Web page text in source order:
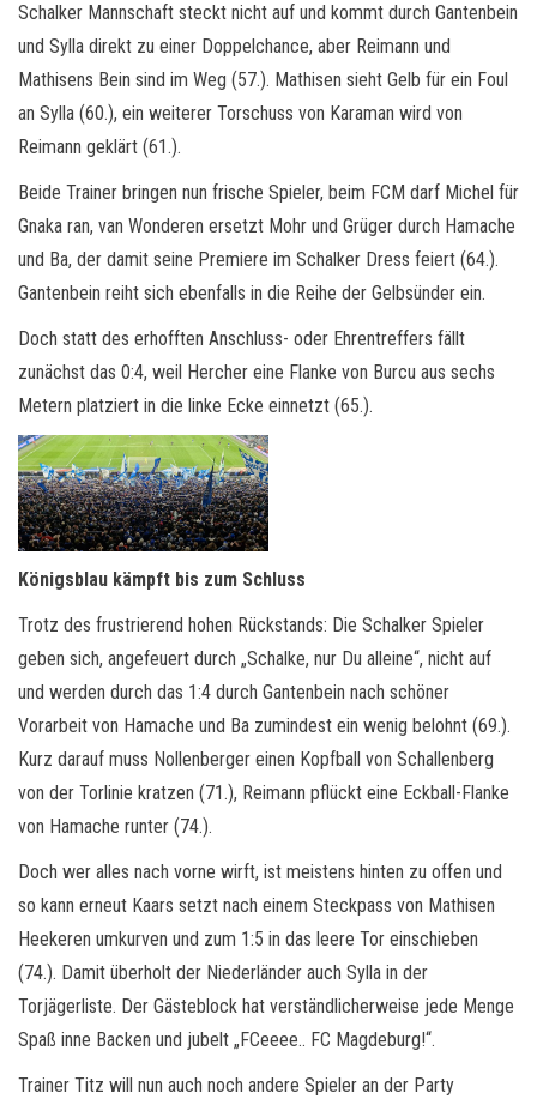
Schalker Mannschaft steckt nicht auf und kommt durch Gantenbein
und Sylla direkt zu einer Doppelchance, aber Reimann und
Mathisens Bein sind im Weg (57.). Mathisen sieht Gelb für ein Foul
an Sylla (60.), ein weiterer Torschuss von Karaman wird von
Reimann geklärt (61.).
Beide Trainer bringen nun frische Spieler, beim FCM darf Michel für
Gnaka ran, van Wonderen ersetzt Mohr und Grüger durch Hamache
und Ba, der damit seine Premiere im Schalker Dress feiert (64.).
Gantenbein reiht sich ebenfalls in die Reihe der Gelbsünder ein.
Doch statt des erhofften Anschluss- oder Ehrentreffers fällt
zunächst das 0:4, weil Hercher eine Flanke von Burcu aus sechs
Metern platziert in die linke Ecke einnetzt (65.).
Königsblau kämpft bis zum Schluss
Trotz des frustrierend hohen Rückstands: Die Schalker Spieler
geben sich, angefeuert durch „Schalke, nur Du alleine“, nicht auf
und werden durch das 1:4 durch Gantenbein nach schöner
Vorarbeit von Hamache und Ba zumindest ein wenig belohnt (69.).
Kurz darauf muss Nollenberger einen Kopfball von Schallenberg
von der Torlinie kratzen (71.), Reimann pflückt eine Eckball-Flanke
von Hamache runter (74.).
Doch wer alles nach vorne wirft, ist meistens hinten zu offen und
so kann erneut Kaars setzt nach einem Steckpass von Mathisen
Heekeren umkurven und zum 1:5 in das leere Tor einschieben
(74.). Damit überholt der Niederländer auch Sylla in der
Torjägerliste. Der Gästeblock hat verständlicherweise jede Menge
Spaß inne Backen und jubelt „FCeeee.. FC Magdeburg!“.
Trainer Titz will nun auch noch andere Spieler an der Party